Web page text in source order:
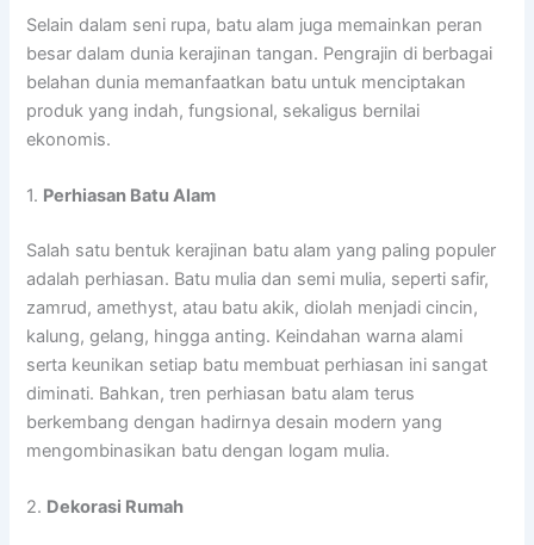
Selain dalam seni rupa, batu alam juga memainkan peran
besar dalam dunia kerajinan tangan. Pengrajin di berbagai
belahan dunia memanfaatkan batu untuk menciptakan
produk yang indah, fungsional, sekaligus bernilai
ekonomis.
1. Perhiasan Batu Alam
Salah satu bentuk kerajinan batu alam yang paling populer
adalah perhiasan. Batu mulia dan semi mulia, seperti safir,
zamrud, amethyst, atau batu akik, diolah menjadi cincin,
kalung, gelang, hingga anting. Keindahan warna alami
serta keunikan setiap batu membuat perhiasan ini sangat
diminati. Bahkan, tren perhiasan batu alam terus
berkembang dengan hadirnya desain modern yang
mengombinasikan batu dengan logam mulia.
2. Dekorasi Rumah